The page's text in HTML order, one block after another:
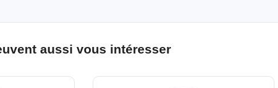
aussi vous intéresser